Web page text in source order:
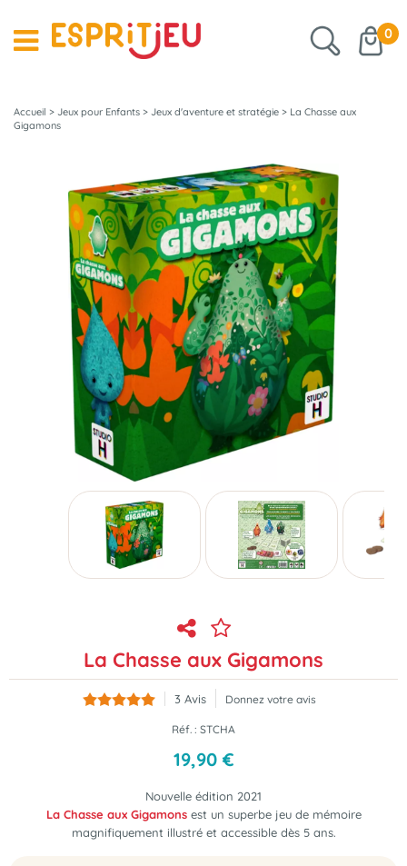
0
Accueil > Jeux pour Enfants > Jeux d'aventure et stratégie > La Chasse aux
Gigamons
La Chasse aux Gigamons
3 Avis Donnez votre avis
Réf. : STCHA
19,90 €
Nouvelle édition 2021
La Chasse aux Gigamonsest un superbe jeu de mémoire
magnifiquement illustré et accessible dès 5 ans.